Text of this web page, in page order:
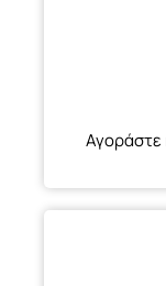
Αγοράστε